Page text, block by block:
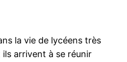
la vie de lycéens très
arrivent à se réunir